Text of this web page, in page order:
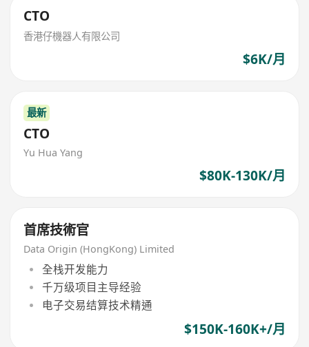
CTO
香港仔機器人有限公司
$6K/月
最新
CTO
Yu Hua Yang
$80K-130K/月
首席技術官
Data Origin (HongKong) Limited
全栈开发能力
千万级项目主导经验
电子交易结算技术精通
$150K-160K+/月